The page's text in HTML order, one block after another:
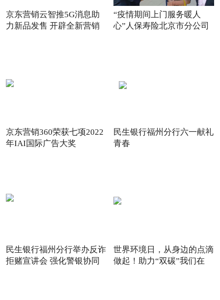
京东营销云智推5G消息助
力新品发售 开辟全新营销
“疫情期间上门服务暖人
心”人保寿险北京市分公司
京东营销360荣获七项2022
年IAI国际广告大奖
民生银行福州分行六一献礼
青春
民生银行福州分行举办反诈
拒赌宣讲会 强化警银协同
世界环境日，从身边的点滴
做起！助力“双碳”我们在